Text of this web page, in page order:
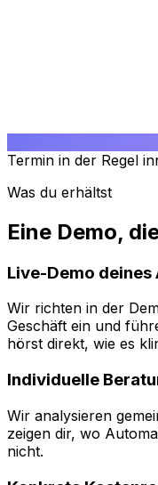
Termin in der Regel
Was du erhältst
Eine Demo,
Live-Demo
Wir richten in der
Geschäft ein und
hörst direkt, wie es
Individuelle
Wir analysieren
zeigen dir, wo
nicht.